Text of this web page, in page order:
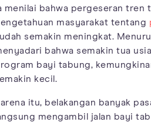
menilai bahwa pergeseran
masyarakat tentang
semakin meningkat.
bahwa semakin tua
bayi tabung,
kecil.
itu, belakangan banyak
mengambil jalan bayi